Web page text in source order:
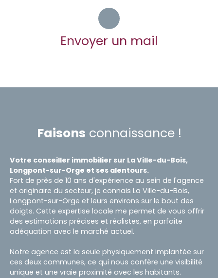
Envoyer un mail
Faisons connaissance !
Votre conseiller immobilier sur La Ville-du-Bois,
Longpont-sur-Orge et ses alentours.
Fort de près de 10 ans d'expérience au sein de l'agence
et originaire du secteur, je connais La Ville-du-Bois,
Longpont-sur-Orge et leurs environs sur le bout des
doigts. Cette expertise locale me permet de vous offrir
des estimations précises et réalistes, en parfaite
adéquation avec le marché actuel.
Notre agence est la seule physiquement implantée sur
ces deux communes, ce qui nous confère une visibilité
unique et une vraie proximité avec les habitants.